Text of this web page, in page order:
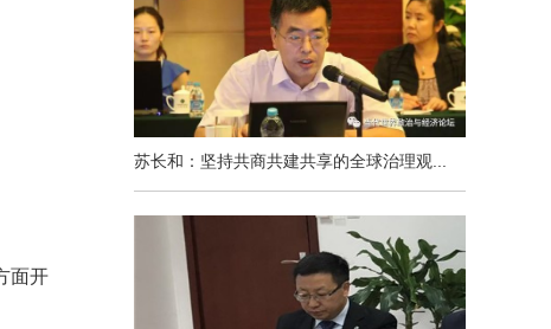
面开
苏长和：坚持共商共建共享的全球治理观...